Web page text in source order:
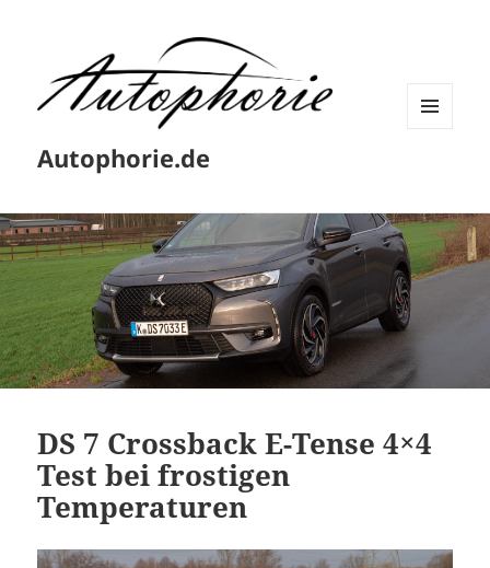
Autophorie.de
DS 7 Crossback E-Tense 4×4
Test bei frostigen
Temperaturen